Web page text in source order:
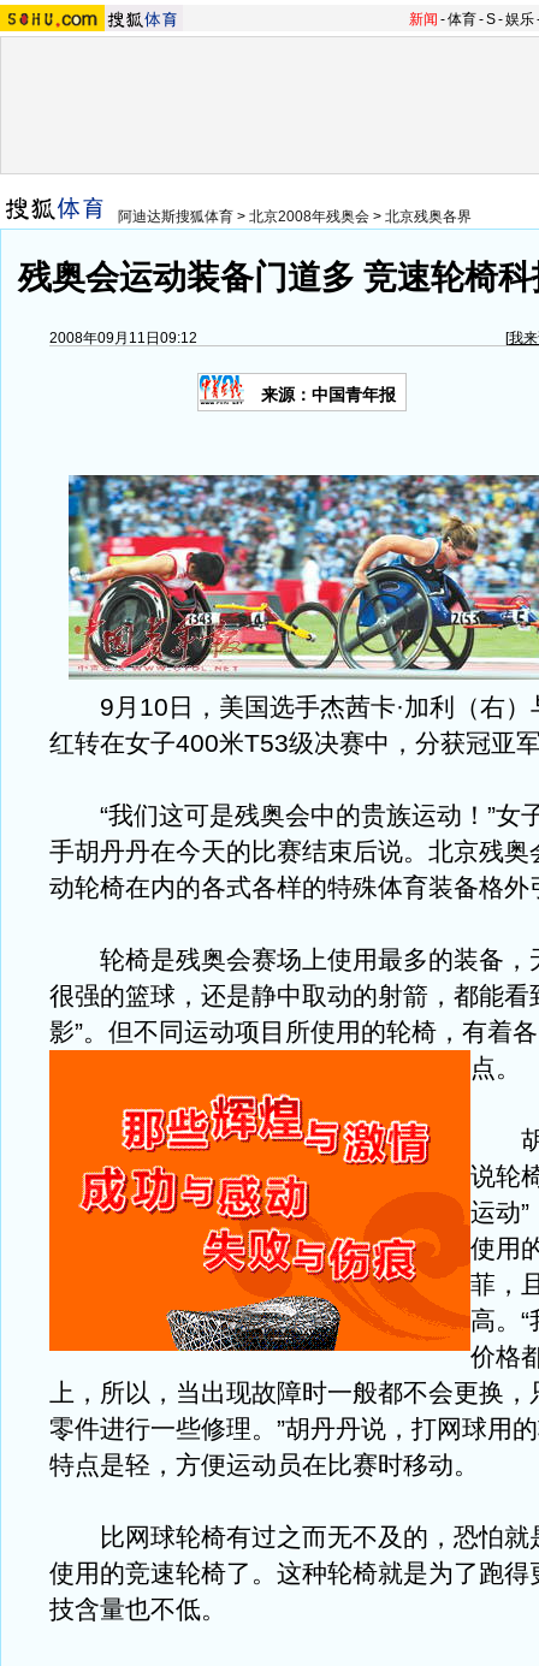
新闻 -体育-S-娱乐
阿迪达斯搜狐体育 > 北京2008年残奥会 > 北京残奥各界
残奥会运动装备门道多 竞速轮椅
2008年09月11日09:12 [我
来源：中国青年报
9月10日，美国选手杰茜卡·加利（右）
红转在女子400米T53级决赛中，分获冠亚
“我们这可是残奥会中的贵族运动！”女
手胡丹丹在今天的比赛结束后说。北京残奥
动轮椅在内的各式各样的特殊体育装备格外
轮椅是残奥会赛场上使用最多的装备，
很强的篮球，还是静中取动的射箭，都能看
影”。但不同运动项目所使用的轮椅，有着
点。
胡
说轮
运动
使用
菲，
高。
价格
上，所以，当出现故障时一般都不会更换，
零件进行一些修理。”胡丹丹说，打网球用
特点是轻，方便运动员在比赛时移动。
比网球轮椅有过之而无不及的，恐怕就
使用的竞速轮椅了。这种轮椅就是为了跑得
技含量也不低。